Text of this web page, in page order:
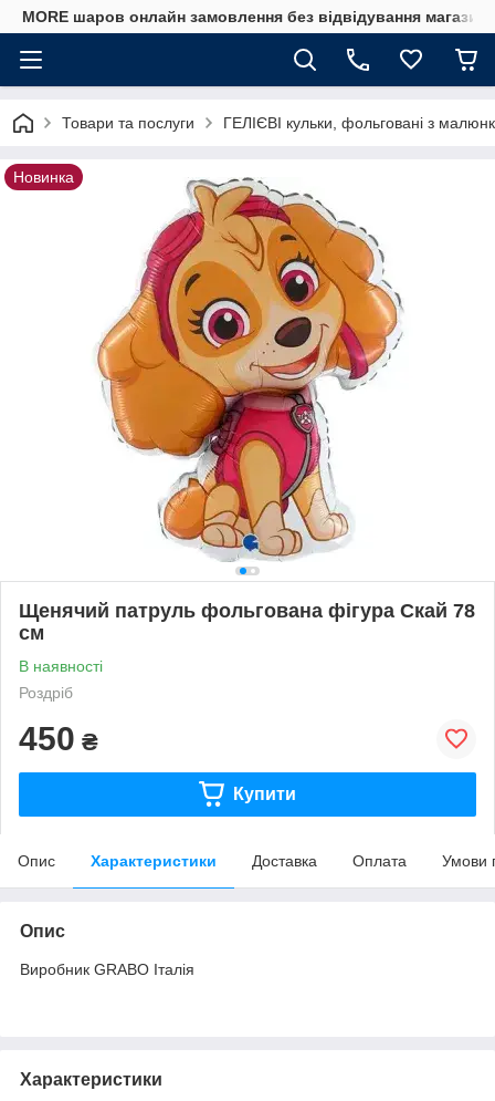
MORE шаров онлайн замовлення без відвідування
Товари та послуги ГЕЛІЄВІ кульки, фольговані з
Новинка
Щенячий патруль фольгована фігура Скай 78
см
В наявності
Роздріб
450 ₴
Купити
Опис Характеристики Доставка Оплата Умови
Опис
Виробник GRABO Італія
Характеристики